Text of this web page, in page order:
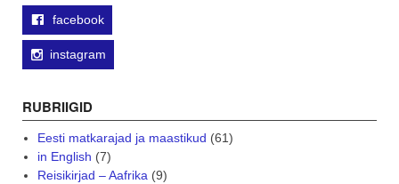
facebook
instagram
RUBRIIGID
Eesti matkarajad ja maastikud (61)
in English (7)
Reisikirjad – Aafrika (9)